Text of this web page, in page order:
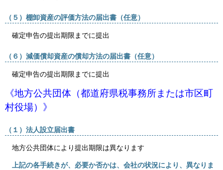
（５）棚卸資産の評価方法の届出書（任意）
確定申告の提出期限までに提出
（６）減価償却資産の償却方法の届出書（任意）
確定申告の提出期限までに提出
《地方公共団体（都道府県税事務所または市区町
村役場）》
（１）法人設立届出書
地方公共団体により提出期限は異なります
上記の各手続きが、必要か否かは、会社の状況により、異なりま